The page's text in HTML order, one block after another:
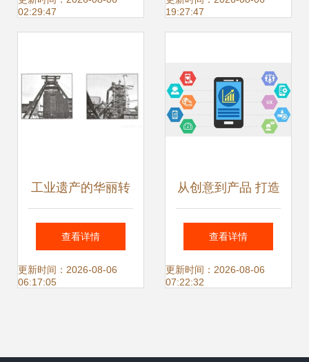
02:29:47
19:27:47
工业遗产的华丽转
身 德国鲁尔区的转
型实践
查看详情
更新时间：2026-08-06
06:17:05
从创意到产品 打造
个人App并探索技
术转让之路
查看详情
更新时间：2026-08-06
07:22:32